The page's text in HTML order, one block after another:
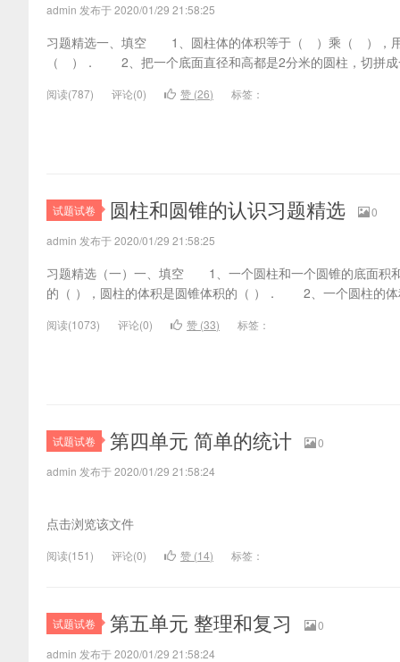
admin 发布于 2020/01/29 21:58:25
习题精选一、填空 1、圆柱体的体积等于（ ）乘（ ），用
（ ）． 2、把一个底面直径和高都是2分米的圆柱，切拼成
阅读(787) 评论(0) 赞 (26) 标签：
试题试卷 圆柱和圆锥的认识习题精选
0
admin 发布于 2020/01/29 21:58:25
习题精选（一）一、填空 1、一个圆柱和一个圆锥的底面积
的（ ），圆柱的体积是圆锥体积的（ ）． 2、一个圆柱的体
阅读(1073) 评论(0) 赞 (33) 标签：
试题试卷 第四单元 简单的统计
0
admin 发布于 2020/01/29 21:58:24
点击浏览该文件
阅读(151) 评论(0) 赞 (14) 标签：
试题试卷 第五单元 整理和复习
0
admin 发布于 2020/01/29 21:58:24